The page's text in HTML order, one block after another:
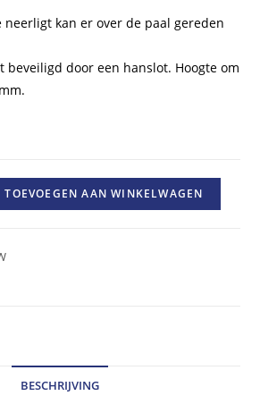
kan er over de paal gereden
beveiligd door een hanslot. Hoogte om
TOEVOEGEN AAN WINKELWAGEN
BESCHRIJVING